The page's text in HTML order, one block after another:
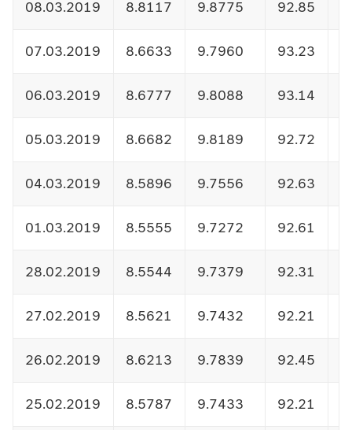
08.03.2019 8.8117 9.8775 92.85
07.03.2019 8.6633 9.7960 93.23
06.03.2019 8.6777 9.8088 93.14
05.03.2019 8.6682 9.8189 92.72
04.03.2019 8.5896 9.7556 92.63
01.03.2019 8.5555 9.7272 92.61
28.02.2019 8.5544 9.7379 92.31
27.02.2019 8.5621 9.7432 92.21
26.02.2019 8.6213 9.7839 92.45
25.02.2019 8.5787 9.7433 92.21